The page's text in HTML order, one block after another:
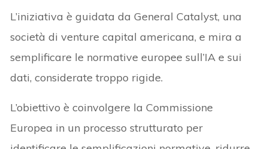
L’iniziativa è guidata da General Catalyst, una
società di venture capital americana, e mira a
semplificare le normative europee sull’IA e sui
dati, considerate troppo rigide.
L’obiettivo è coinvolgere la Commissione
Europea in un processo strutturato per